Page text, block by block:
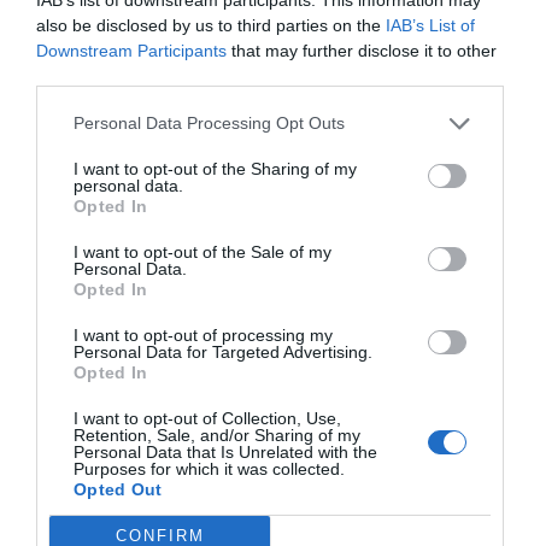
also be disclosed by us to third parties on the IAB’s List of
Downstream Participants that may further disclose it to other
Personal Data Processing Opt Outs
I want to opt-out of the Sharing of my
personal data.
Opted In
I want to opt-out of the Sale of my
Personal Data.
Opted In
I want to opt-out of processing my
Personal Data for Targeted Advertising.
Opted In
I want to opt-out of Collection, Use,
Retention, Sale, and/or Sharing of my
Personal Data that Is Unrelated with the
Purposes for which it was collected.
Opted Out
CONFIRM
أفضل تطبيقات قياس درجة حرارة الغرفة ؛ ميزان الحرارة. إنه سهل
الاستخدام بالإضافة إلى دقة عالية.
الحرارة. إنه يستخدم مستشعر بطارية هاتفك ومستشعر درجة
الحرارة المحيطة. لاحظ أن مستشعر درجة حرارة بطارية هاتفك هو
يُنصح بعدم استخدام هاتفك قبل بضع دقائق من بدء القياس.
عندما ترى أن القراءات ليست دقيقة للغاية ، يجب عليك معايرة
ميزان الحرارة. للقيام بذلك ، ستحتاج إلى فتح قائمة الإعدادات في
التطبيق الخاص بك والبدء في إجراء قياس درجة الحرارة. في هذه